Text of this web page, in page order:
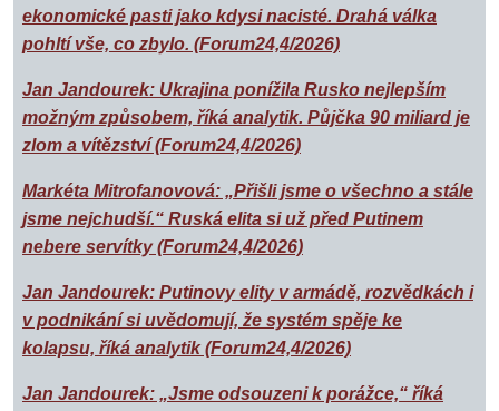
ekonomické pasti jako kdysi nacisté. Drahá válka
pohltí vše, co zbylo. (Forum24,4/2026)
Jan Jandourek: Ukrajina ponížila Rusko nejlepším
možným způsobem, říká analytik. Půjčka 90 miliard je
zlom a vítězství (Forum24,4/2026)
Markéta Mitrofanovová: „Přišli jsme o všechno a stále
jsme nejchudší.“ Ruská elita si už před Putinem
nebere servítky (Forum24,4/2026)
Jan Jandourek: Putinovy elity v armádě, rozvědkách i
v podnikání si uvědomují, že systém spěje ke
kolapsu, říká analytik (Forum24,4/2026)
Jan Jandourek: „Jsme odsouzeni k porážce,“ říká